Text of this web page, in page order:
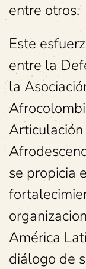
entre otros.
Este
entre la
la
se propicia
América
diálogo de